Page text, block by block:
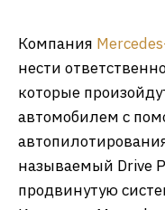
Компания
нести
которые
автомобилем с
называемый Drive
продвинутую